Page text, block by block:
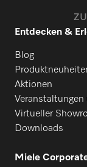
Entdecken &
Blog
Aktionen
Veranstaltungen
Virtueller
Downloads
Miele